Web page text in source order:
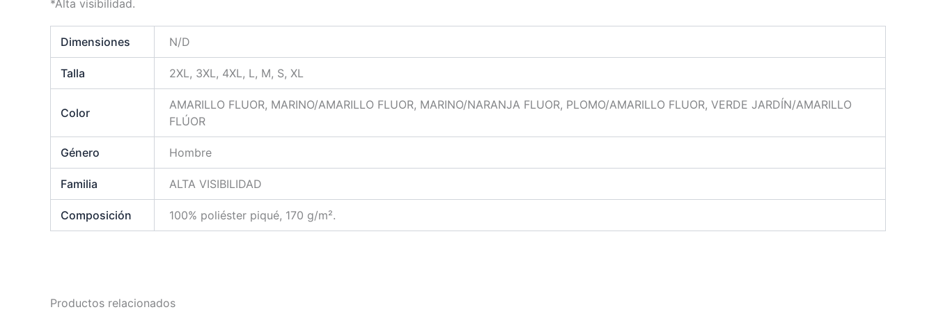
*Alta visibilidad.
Dimensiones N/D
Talla 2XL, 3XL, 4XL, L, M, S, XL
Color
AMARILLO FLUOR, MARINO/AMARILLO FLUOR, MARINO/NARANJA FLUOR, PLOMO/AMARILLO FLUOR, VERDE JARDÍN/AMARILLO
FLÚOR
Género Hombre
Familia ALTA VISIBILIDAD
Composición 100% poliéster piqué, 170 g/m².
Productos relacionados